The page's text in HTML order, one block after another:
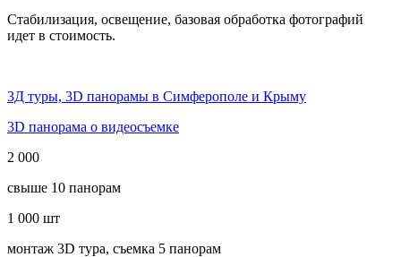
Стабилизация, освещение, базовая обработка фотографий
идет в стоимость.
3Д туры, 3D панорамы в Симферополе и Крыму
3D панорама о видеосъемке
2 000
свыше 10 панорам
1 000 шт
монтаж 3D тура, съемка 5 панорам